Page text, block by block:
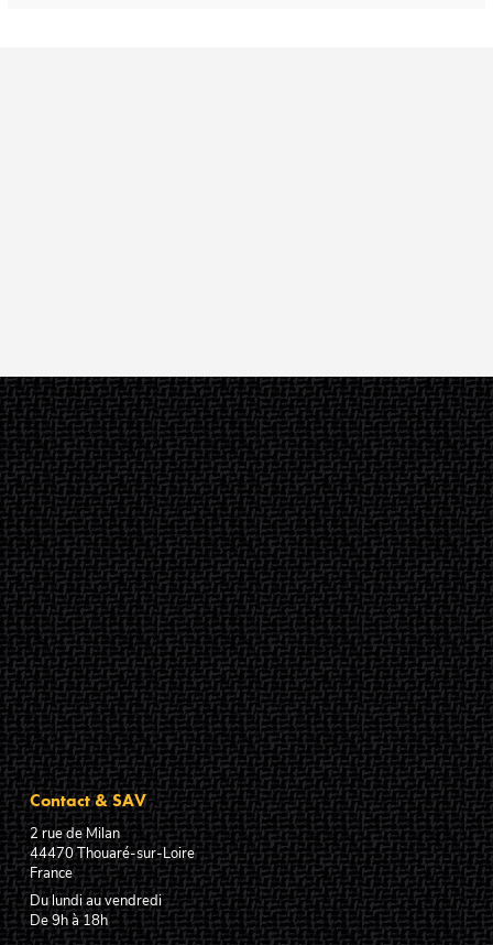
Contact & SAV
2 rue de Milan
44470Thouaré-sur-Loire
France
Du lundi au vendredi
De 9h à 18h